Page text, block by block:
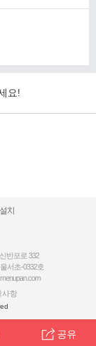
공유
요!
치
반포로 332
서초-0332호
사항